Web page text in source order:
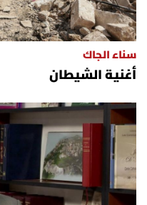
سناء الجاك
أغنية الشيطان